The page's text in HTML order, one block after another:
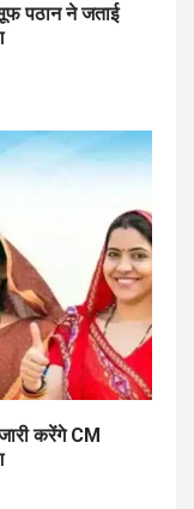
पठान ने जताई
करेंगे CM